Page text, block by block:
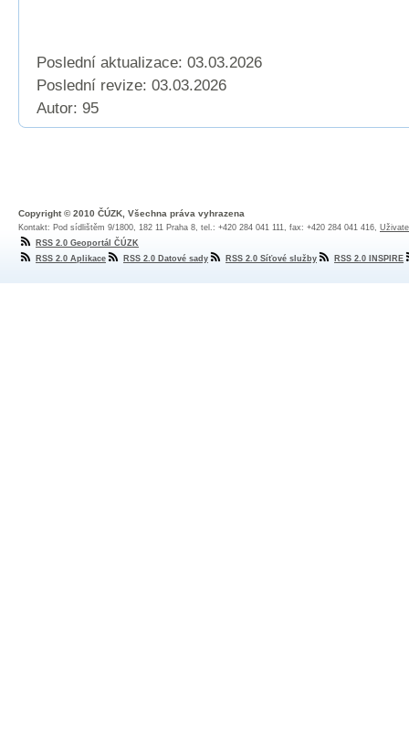
Poslední aktualizace: 03.03.2026
Poslední revize: 03.03.2026
Autor: 95
Copyright © 2010 ČÚZK, Všechna práva vyhrazena
Kontakt: Pod sídlištěm 9/1800, 182 11 Praha 8, tel.: +420 284 041 111, fax: +420 284 041 416,
RSS 2.0 Geoportál ČÚZK
RSS 2.0 Aplikace
RSS 2.0 Datové sady RSS 2.0 Síťové služby RSS 2.0 INSPIRE